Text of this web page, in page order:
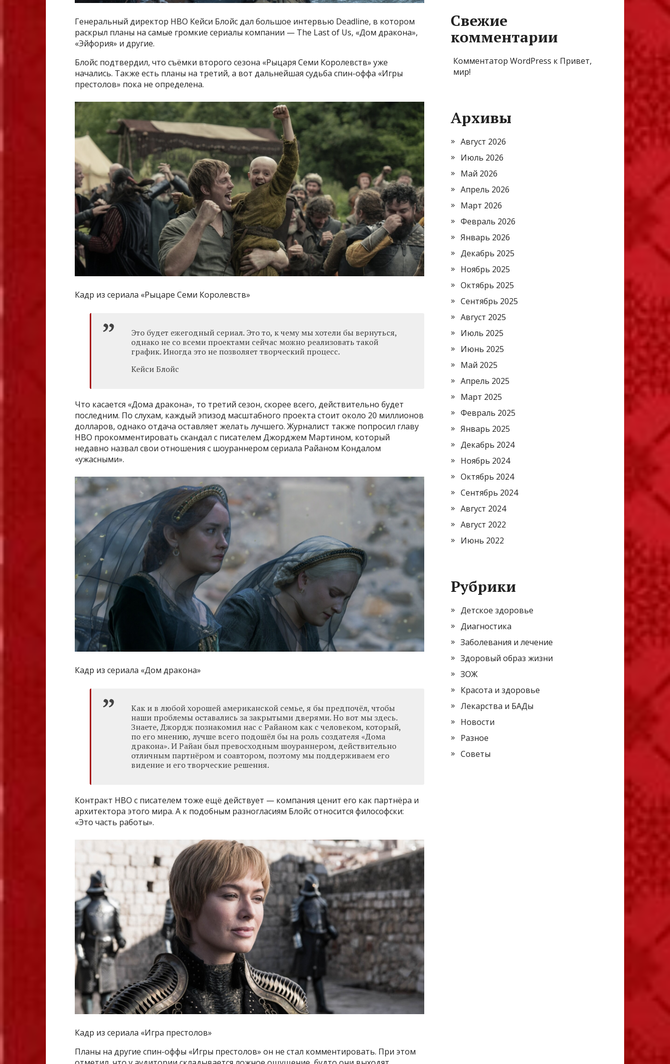
Генеральный директор HBO Кейси Блойс дал большое интервью Deadline, в котором
раскрыл планы на самые громкие сериалы компании — The Last of Us, «Дом дракона»,
«Эйфория» и другие.
Блойс подтвердил, что съёмки второго сезона «Рыцаря Семи Королевств» уже
начались. Также есть планы на третий, а вот дальнейшая судьба спин-оффа «Игры
престолов» пока не определена.
Кадр из сериала «Рыцаре Семи Королевств»
Это будет ежегодный сериал. Это то, к чему мы хотели бы вернуться,
однако не со всеми проектами сейчас можно реализовать такой
график. Иногда это не позволяет творческий процесс.
Кейси Блойс
Что касается «Дома дракона», то третий сезон, скорее всего, действительно будет
последним. По слухам, каждый эпизод масштабного проекта стоит около 20 миллионов
долларов, однако отдача оставляет желать лучшего. Журналист также попросил главу
НВО прокомментировать скандал с писателем Джорджем Мартином, который
недавно назвал свои отношения с шоураннером сериала Райаном Кондалом
«ужасными».
Кадр из сериала «Дом дракона»
Как и в любой хорошей американской семье, я бы предпочёл, чтобы
наши проблемы оставались за закрытыми дверями. Но вот мы здесь.
Знаете, Джордж познакомил нас с Райаном как с человеком, который,
по его мнению, лучше всего подошёл бы на роль создателя «Дома
дракона». И Райан был превосходным шоураннером, действительно
отличным партнёром и соавтором, поэтому мы поддерживаем его
видение и его творческие решения.
Контракт НВО с писателем тоже ещё действует — компания ценит его как партнёра и
архитектора этого мира. А к подобным разногласиям Блойс относится философски:
«Это часть работы».
Кадр из сериала «Игра престолов»
Планы на другие спин-оффы «Игры престолов» он не стал комментировать. При этом
Свежие
комментарии
Комментатор WordPress к Привет,
мир!
Архивы
Август 2026
Июль 2026
Май 2026
Апрель 2026
Март 2026
Февраль 2026
Январь 2026
Декабрь 2025
Ноябрь 2025
Октябрь 2025
Сентябрь 2025
Август 2025
Июль 2025
Июнь 2025
Май 2025
Апрель 2025
Март 2025
Февраль 2025
Январь 2025
Декабрь 2024
Ноябрь 2024
Октябрь 2024
Сентябрь 2024
Август 2024
Август 2022
Июнь 2022
Рубрики
Детское здоровье
Диагностика
Заболевания и лечение
Здоровый образ жизни
ЗОЖ
Красота и здоровье
Лекарства и БАДы
Новости
Разное
Советы